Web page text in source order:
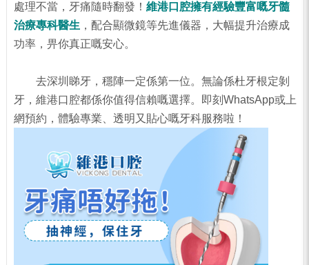
處理不當，牙痛隨時翻發！ 維港口腔擁有經驗豐富嘅牙髓
治療專科醫生 ，配合顯微鏡等先進儀器，大幅提升治療成
功率，畀你真正嘅安心。
去深圳睇牙，穩陣一定係第一位。無論係杜牙根定剝
牙，維港口腔都係你值得信賴嘅選擇。即刻WhatsApp或上
網預約，體驗專業、透明又貼心嘅牙科服務啦！